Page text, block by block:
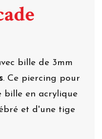
bille de 3mm
. Ce piercing pour
bille en acrylique
et d'une tige